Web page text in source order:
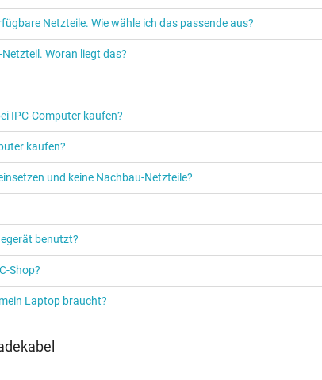
Notebook / Laptop
Netzteile. Wie wähle ich das passende aus?
Woran liegt das?
IPC‑Computer kaufen?
kaufen?
und keine Nachbau-Netzteile?
benutzt?
Shop?
Laptop braucht?